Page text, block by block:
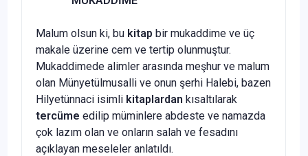
Malum olsun ki, bu kitap bir mukaddime ve üç
makale üzerine cem ve tertip olunmuştur.
Mukaddimede alimler arasında meşhur ve malum
olan Münyetülmusalli ve onun şerhi Halebi, bazen
Hilyetünnaci isimli kitaplardan kısaltılarak
tercüme edilip müminlere abdeste ve namazda
çok lazım olan ve onların salah ve fesadını
açıklayan meseleler anlatıldı.